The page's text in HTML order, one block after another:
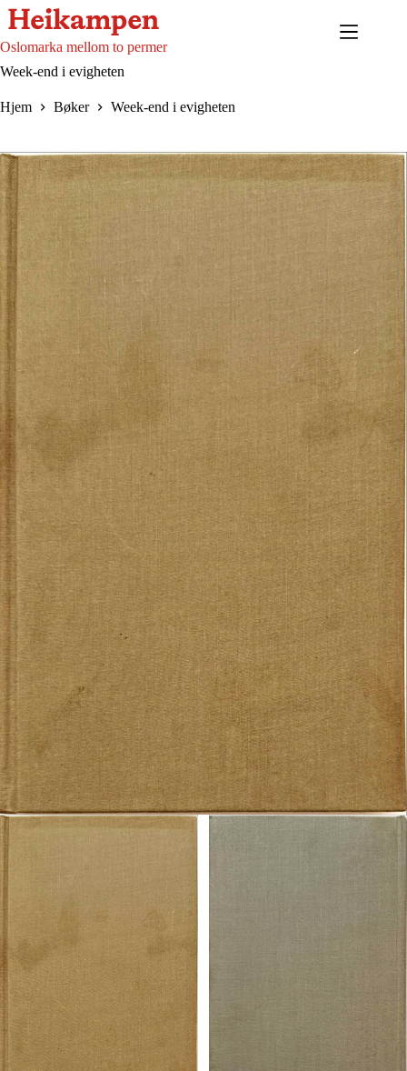
Hopp
til
innholdet
Oslomarka mellom to permer
Week-end i evigheten
Hjem Bøker Week-end i evigheten